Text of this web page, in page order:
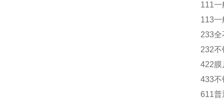
111一
113
233全
232不
422
433不
611普